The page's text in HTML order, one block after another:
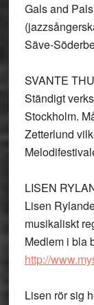
Gals and
Säve-
SVANTE
Ständigt
Stockholm.
Zetterlund
LISEN
Lisen
musikaliskt
Medlem i bla
http://
Lisen rör sig